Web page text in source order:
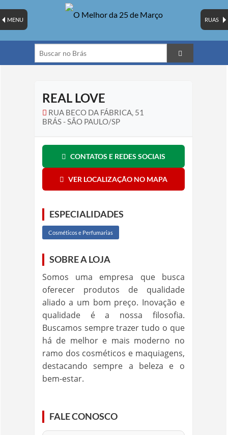
RUAS
MENU
REAL LOVE
RUA BECO DA FÁBRICA, 51
BRÁS - SÃO PAULO/SP
CONTATOS E REDES SOCIAIS
VER LOCALIZAÇÃO NO MAPA
ESPECIALIDADES
Cosméticos e Perfumarias
SOBRE A LOJA
Somos uma empresa que busca
oferecer produtos de qualidade
aliado a um bom preço. Inovação e
qualidade é a nossa filosofia.
Buscamos sempre trazer tudo o que
há de melhor e mais moderno no
ramo dos cosméticos e maquiagens,
destacando sempre a beleza e o
bem-estar.
FALE CONOSCO